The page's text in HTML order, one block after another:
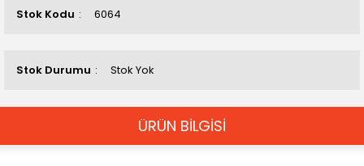
Stok Kodu 6064
Stok Durumu Stok Yok
ÜRÜN BİLGİSİ